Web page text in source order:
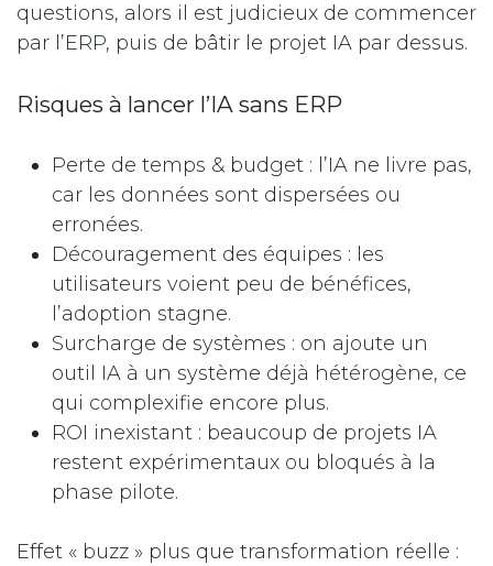
questions, alors il est judicieux de commencer
par l’ERP, puis de bâtir le projet IA par dessus.
Risques à lancer l’IA sans ERP
Perte de temps & budget : l’IA ne livre pas,
car les données sont dispersées ou
erronées.
Découragement des équipes : les
utilisateurs voient peu de bénéfices,
l’adoption stagne.
Surcharge de systèmes : on ajoute un
outil IA à un système déjà hétérogène, ce
qui complexifie encore plus.
ROI inexistant : beaucoup de projets IA
restent expérimentaux ou bloqués à la
phase pilote.
Effet « buzz » plus que transformation réelle :